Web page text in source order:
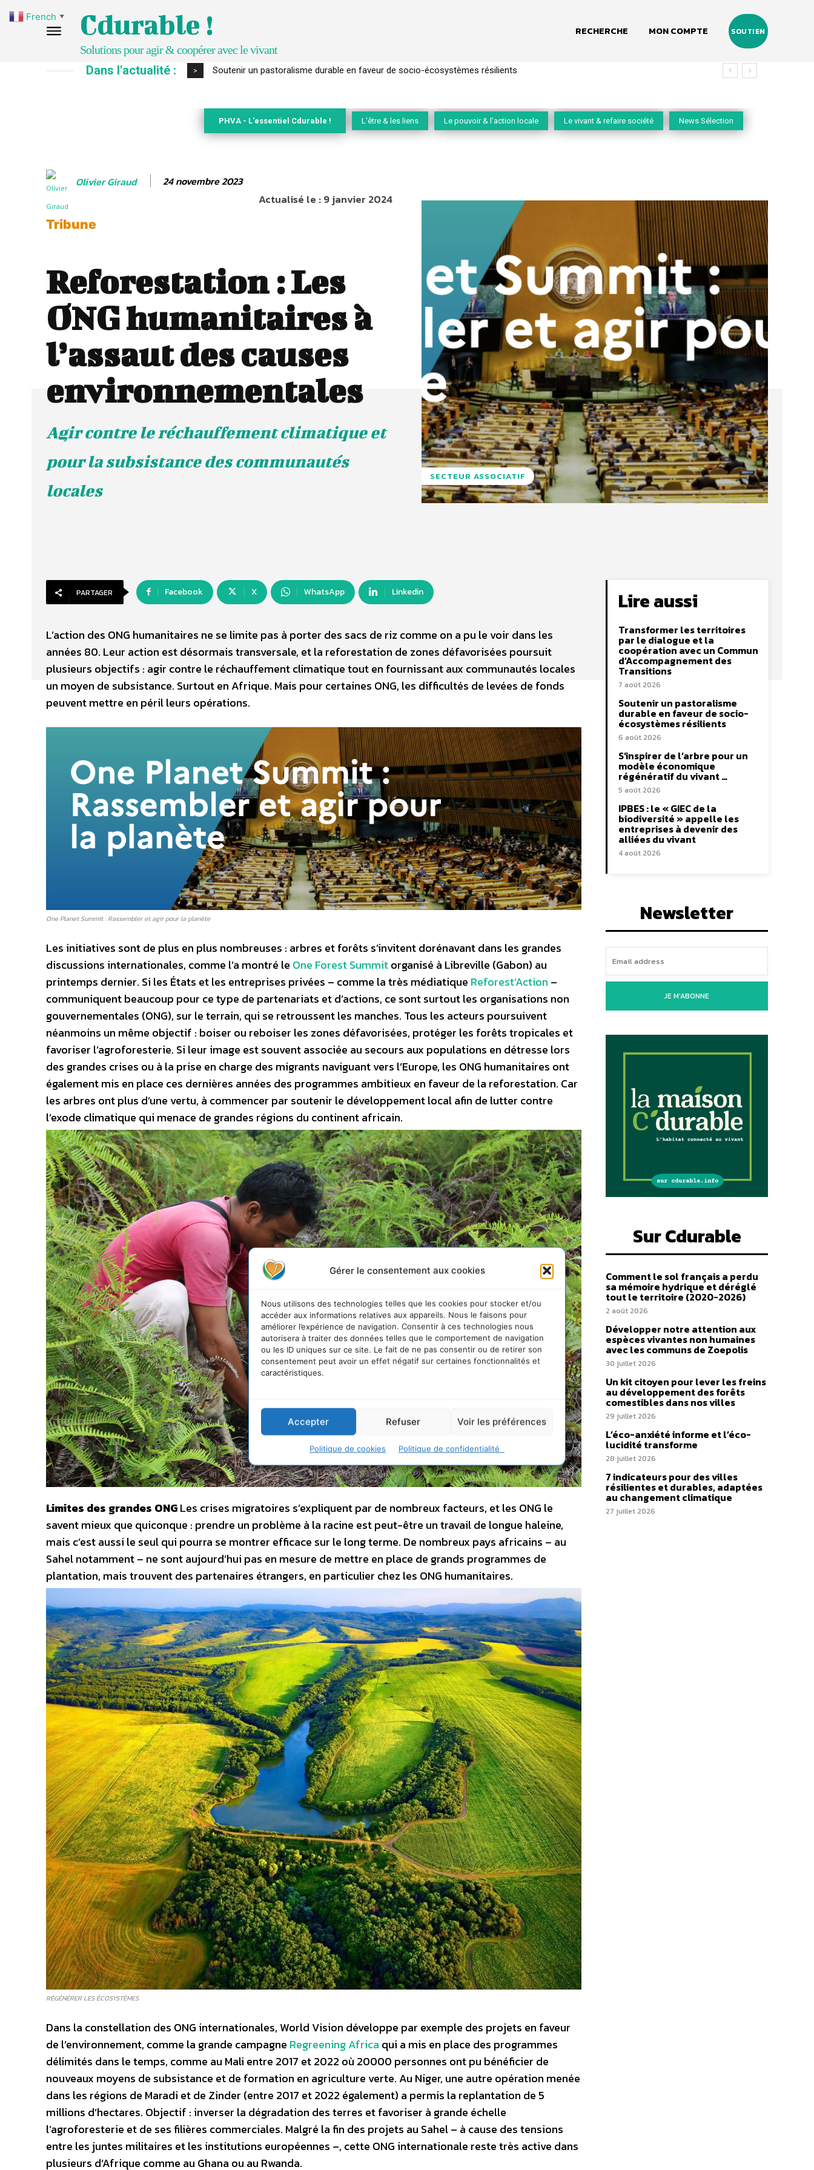
Gérer le consentement aux cookies
Nous utilisons des technologies telles que les cookies pour stocker et/ou
accéder aux informations relatives aux appareils. Nous le faisons pour
améliorer l’expérience de navigation. Consentir à ces technologies nous
autorisera à traiter des données telles que le comportement de navigation
ou les ID uniques sur ce site. Le fait de ne pas consentir ou de retirer son
consentement peut avoir un effet négatif sur certaines fonctionnalités et
caractéristiques.
Accepter Refuser Voir les préférences
Politique de cookies Politique de confidentialité
Cdurable !
Solutions pour agir & coopérer avec le vivant
RECHERCHE MON COMPTE SOUTIEN
Dans l'actualité : > S’inspirer de l’arbre pour un modèle économique régénératif du vivant …
PHVA - L'essentiel Cdurable ! L'être & les liens Le pouvoir & l'action locale Le vivant & refaire société News Sélection
Olivier Giraud 24 novembre 2023
Actualisé le :9 janvier 2024
Tribune
Reforestation : Les
ONG humanitaires à
l’assaut des causes
environnementales
Agir contre le réchauffement climatique et
pour la subsistance des communautés
locales
SECTEUR ASSOCIATIF
PARTAGER Facebook X WhatsApp Linkedin
L’action des ONG humanitaires ne se limite pas à porter des sacs de riz comme on a pu le voir dans les
années 80. Leur action est désormais transversale, et la reforestation de zones défavorisées poursuit
plusieurs objectifs : agir contre le réchauffement climatique tout en fournissant aux communautés locales
un moyen de subsistance. Surtout en Afrique. Mais pour certaines ONG, les difficultés de levées de fonds
peuvent mettre en péril leurs opérations.
One Planet Summit : Rassembler et agir pour la planète
Les initiatives sont de plus en plus nombreuses : arbres et forêts s’invitent dorénavant dans les grandes
discussions internationales, comme l’a montré le One Forest Summitorganisé à Libreville (Gabon) au
printemps dernier. Si les États et les entreprises privées – comme la très médiatique Reforest’Action –
communiquent beaucoup pour ce type de partenariats et d’actions, ce sont surtout les organisations non
gouvernementales (ONG), sur le terrain, qui se retroussent les manches. Tous les acteurs poursuivent
néanmoins un même objectif : boiser ou reboiser les zones défavorisées, protéger les forêts tropicales et
favoriser l’agroforesterie. Si leur image est souvent associée au secours aux populations en détresse lors
des grandes crises ou à la prise en charge des migrants naviguant vers l’Europe, les ONG humanitaires ont
également mis en place ces dernières années des programmes ambitieux en faveur de la reforestation. Car
les arbres ont plus d’une vertu, à commencer par soutenir le développement local afin de lutter contre
l’exode climatique qui menace de grandes régions du continent africain.
Limites des grandes ONGLes crises migratoires s’expliquent par de nombreux facteurs, et les ONG le
savent mieux que quiconque : prendre un problème à la racine est peut-être un travail de longue haleine,
mais c’est aussi le seul qui pourra se montrer efficace sur le long terme. De nombreux pays africains – au
Sahel notamment – ne sont aujourd’hui pas en mesure de mettre en place de grands programmes de
plantation, mais trouvent des partenaires étrangers, en particulier chez les ONG humanitaires.
RÉGÉNÉRER LES ÉCOSYSTÈMES
Dans la constellation des ONG internationales, World Vision développe par exemple des projets en faveur
de l’environnement, comme la grande campagne Regreening Africa qui a mis en place des programmes
délimités dans le temps, comme au Mali entre 2017 et 2022 où 20000 personnes ont pu bénéficier de
nouveaux moyens de subsistance et de formation en agriculture verte. Au Niger, une autre opération menée
dans les régions de Maradi et de Zinder (entre 2017 et 2022 également) a permis la replantation de 5
millions d’hectares. Objectif : inverser la dégradation des terres et favoriser à grande échelle
l’agroforesterie et de ses filières commerciales. Malgré la fin des projets au Sahel – à cause des tensions
entre les juntes militaires et les institutions européennes –, cette ONG internationale reste très active dans
plusieurs d’Afrique comme au Ghana ou au Rwanda.
Lire aussi
Transformer les territoires
par le dialogue et la
coopération avec un Commun
d’Accompagnement des
Transitions
7 août 2026
Soutenir un pastoralisme
durable en faveur de socio-
écosystèmes résilients
6 août 2026
S’inspirer de l’arbre pour un
modèle économique
régénératif du vivant …
5 août 2026
IPBES : le « GIEC de la
biodiversité » appelle les
entreprises à devenir des
alliées du vivant
4 août 2026
Newsletter
JE M'ABONNE
Sur Cdurable
Comment le sol français a perdu
sa mémoire hydrique et déréglé
tout le territoire (2020-2026)
2 août 2026
Développer notre attention aux
espèces vivantes non humaines
avec les communs de Zoepolis
30 juillet 2026
Un kit citoyen pour lever les freins
au développement des forêts
comestibles dans nos villes
29 juillet 2026
L’éco-anxiété informe et l’éco-
lucidité transforme
28 juillet 2026
7 indicateurs pour des villes
résilientes et durables, adaptées
au changement climatique
27 juillet 2026
French ▼